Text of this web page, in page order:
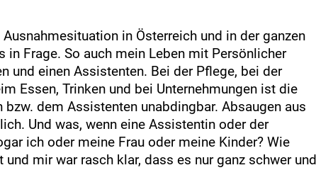
in Österreich und in der ganzen
in Frage. So auch mein Leben mit Persönlicher
und einen Assistenten. Bei der Pflege, bei der
Essen, Trinken und bei Unternehmungen ist die
dem Assistenten unabdingbar. Absaugen aus
Und was, wenn eine Assistentin oder der
ich oder meine Frau oder meine Kinder? Wie
mir war rasch klar, dass es nur ganz schwer und